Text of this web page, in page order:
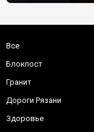
Все
Блокпост
Гранит
Дороги Рязани
Здоровье